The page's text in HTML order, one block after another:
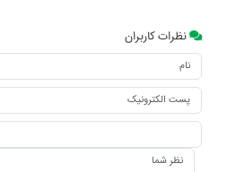
نظرات کاربران